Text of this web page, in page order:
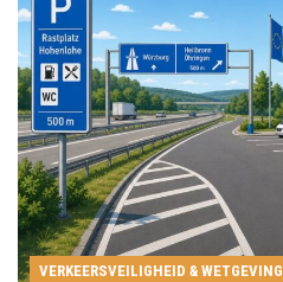
VERKEERSVEILIGHEID & WETGEVING